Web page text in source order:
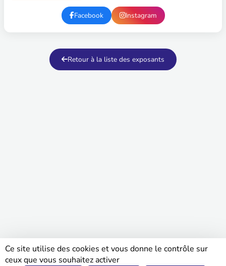
Facebook Instagram
Retour à la liste des exposants
Ce site utilise des cookies et vous donne le contrôle sur
ceux que vous souhaitez activer